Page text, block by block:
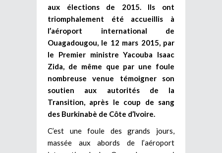
aux élections de 2015. Ils ont
triomphalement été accueillis à
l’aéroport international de
Ouagadougou, le 12 mars 2015, par
le Premier ministre Yacouba Isaac
Zida, de même que par une foule
nombreuse venue témoigner son
soutien aux autorités de la
Transition, après le coup de sang
des Burkinabè de Côte d’Ivoire.
C’est une foule des grands jours,
massée aux abords de l’aéroport